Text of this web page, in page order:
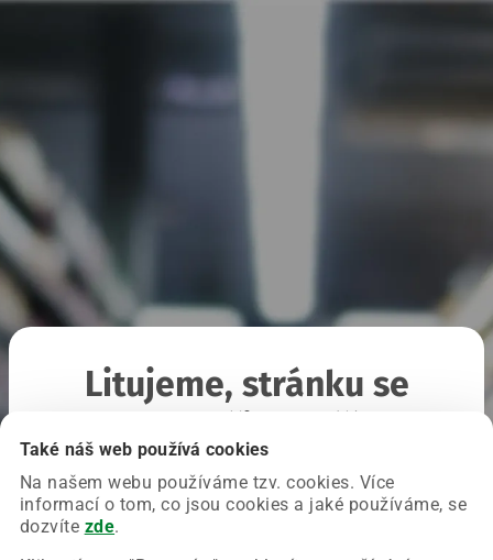
Také náš web používá cookies
Na našem webu používáme tzv. cookies. Více
informací o tom, co jsou cookies a jaké používáme, se
dozvíte zde.
Litujeme, stránku se
Chyba nastala na naší straně a už ji opravujeme.
Zkuste prosím znovu načíst požadovanou stránku.